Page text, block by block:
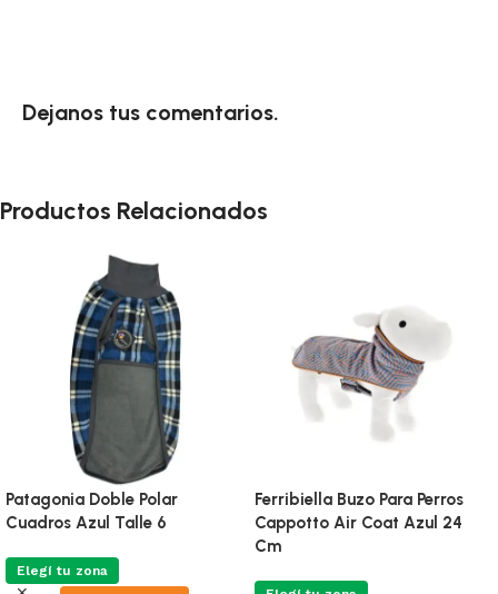
Dejanos tus comentarios.
Productos Relacionados
Patagonia Doble Polar
Cuadros Azul Talle 6
Elegí tu zona
Ferribiella Buzo Para Perros
Cappotto Air Coat Azul 24
Cm